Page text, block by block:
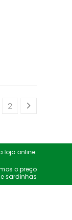
2
loja online.
o preço
sardinhas